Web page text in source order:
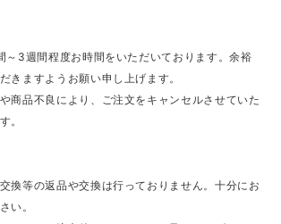
～3週間程度お時間をいただいております。余裕
きますようお願い申し上げます。
商品不良により、ご注文をキャンセルさせていた
。
換等の返品や交換は行っておりません。十分にお
い。